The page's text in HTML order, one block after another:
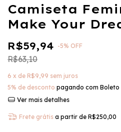
Camiseta
Make Your
R$59,94 -5% OFF
R$63,10
6 x de R$9,99 sem juros
5% de desconto pagando com Boleto
Ver mais detalhes
Frete grátis a partir de R$250,00